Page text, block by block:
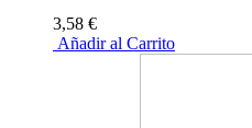
3,58 €
Añadir al Carrito